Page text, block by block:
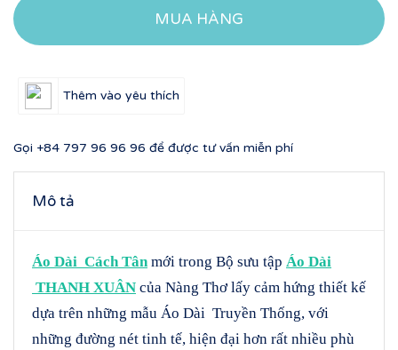
MUA HÀNG
Thêm vào yêu thích
Gọi +84 797 96 96 96 để được tư vấn miễn phí
Mô tả
Áo Dài Cách Tânmới trong Bộ sưu tập Áo Dài
THANH XUÂN của Nàng Thơ lấy cảm hứng thiết kế
dựa trên những mẫu Áo Dài Truyền Thống, với
những đường nét tinh tế, hiện đại hơn rất nhiều phù